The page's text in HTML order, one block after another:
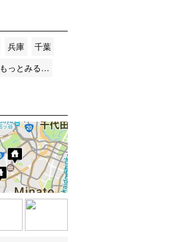
兵庫
千葉
もっとみる…